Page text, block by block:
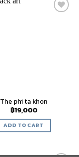
The phi ta khon
฿19,000
ADD TO CART